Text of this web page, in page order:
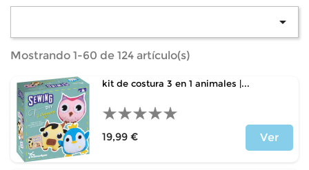

Mostrando 1-60 de 124 artículo(s)
kit de costura 3 en 1 animales |...
19,99 €
Ver